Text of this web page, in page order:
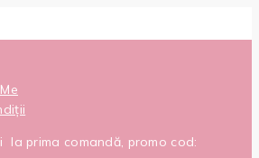
la prima comandă, promo cod: